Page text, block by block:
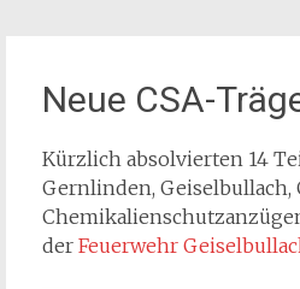
Neue CSA-
Kürzlich absolvierten 14
Gernlinden,
der Feuerwehr